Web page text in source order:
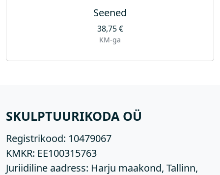
Seened
38,75€
KM-ga
SKULPTUURIKODA OÜ
Registrikood: 10479067
KMKR: EE100315763
Juriidiline aadress: Harju maakond, Tallinn,